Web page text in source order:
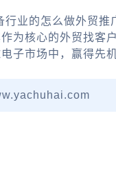
行业的怎么做外贸推
为核心的外贸找客
子市场中，赢得先